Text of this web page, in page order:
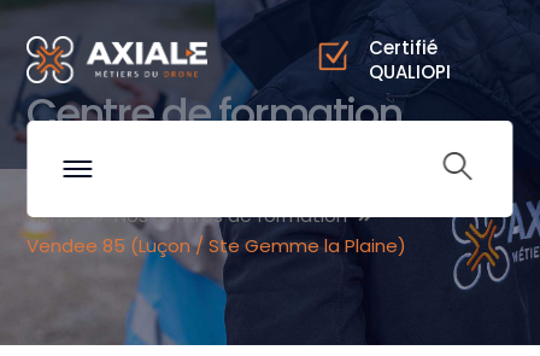
Certifié
QUALIOPI
Centre de formation
drone en Vendée
Home
Nos centres de formation
Vendee 85 (Luçon / Ste Gemme la Plaine)